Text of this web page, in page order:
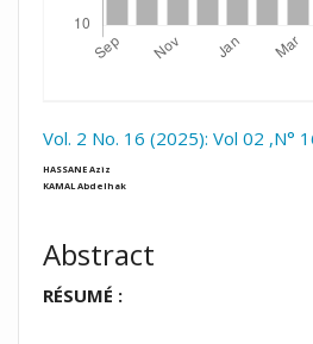
Vol. 2 No. 16 (2025): Vol 02 ,N°
HASSANE Aziz
KAMAL Abdelhak
Abstract
RÉSUMÉ :